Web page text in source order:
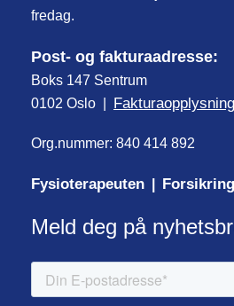
fredag.
Post- og fakturaadresse:
Boks 147 Sentrum
0102 Oslo |
Org.nummer: 840 414 892
Fysioterapeuten
Meld deg på